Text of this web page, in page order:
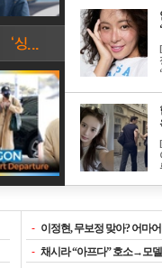
- 이정현, 무보정 맞아? 어마
- 채시라 “아프다” 호소→모델